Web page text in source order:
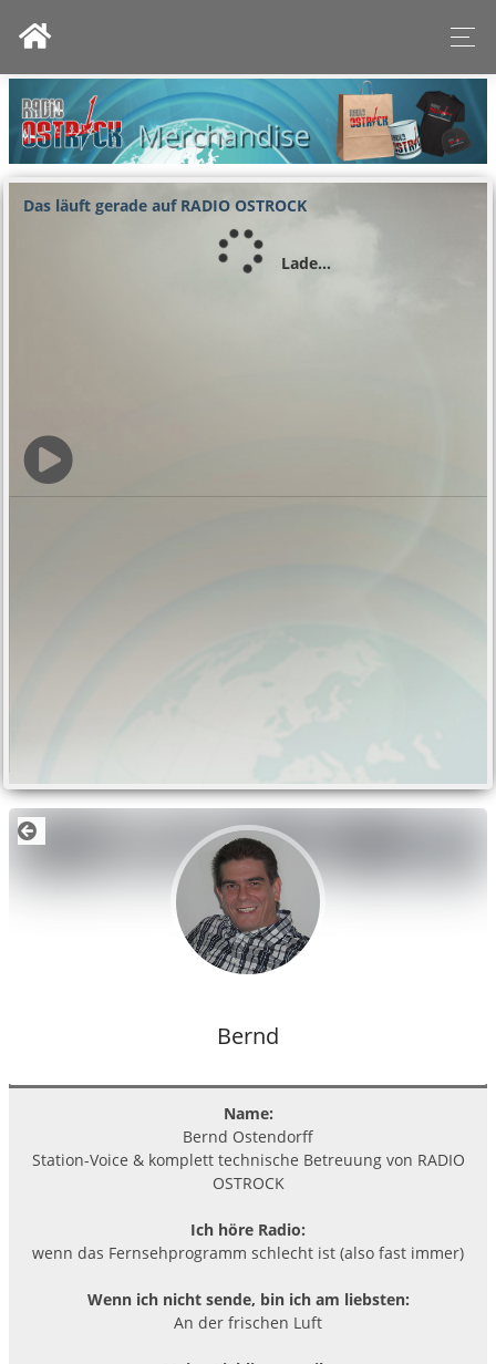
Das läuft gerade auf RADIO OSTROCK
Lade...
Bernd
Name:
Bernd Ostendorff
Station-Voice & komplett technische Betreuung von RADIO
OSTROCK
Ich höre Radio:
wenn das Fernsehprogramm schlecht ist (also fast immer)
Wenn ich nicht sende, bin ich am liebsten:
An der frischen Luft